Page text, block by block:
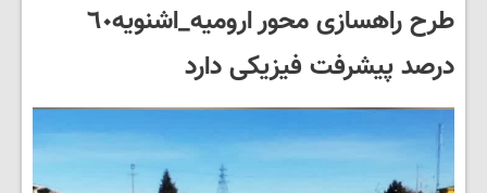
طرح راهسازی محور ارومیه_اشنویه٦٠
درصد پیشرفت فیزیکی دارد